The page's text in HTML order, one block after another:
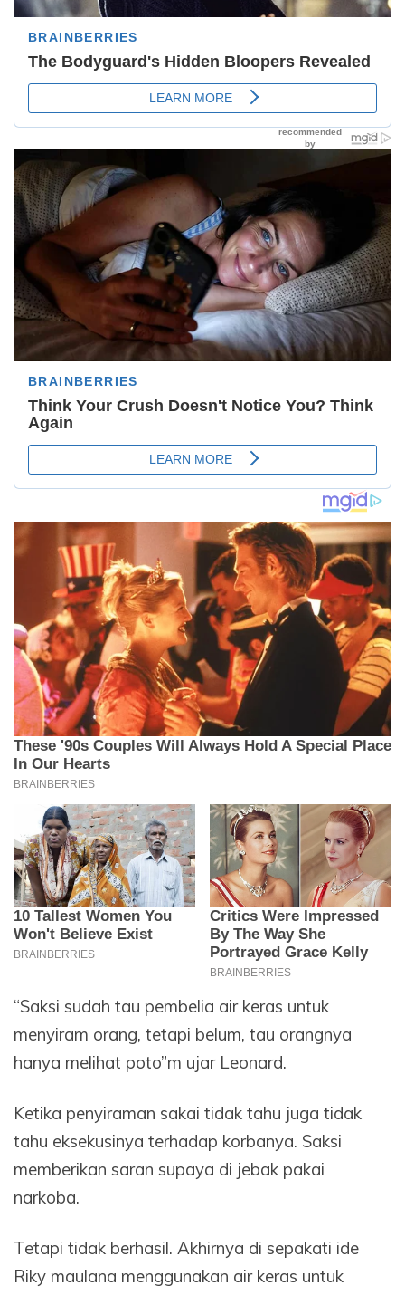
“Saksi sudah tau pembelia air keras untuk
menyiram orang, tetapi belum, tau orangnya
hanya melihat poto”m ujar Leonard.
Ketika penyiraman sakai tidak tahu juga tidak
tahu eksekusinya terhadap korbanya. Saksi
memberikan saran supaya di jebak pakai
narkoba.
Tetapi tidak berhasil. Akhirnya di sepakati ide
Riky maulana menggunakan air keras untuk